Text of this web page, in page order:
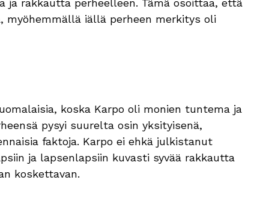
ja rakkautta perheelleen. Tämä osoittaa, että
myöhemmällä iällä perheen merkitys oli
koska Karpo oli monien tuntema ja
pysyi suurelta osin yksityisenä,
faktoja. Karpo ei ehkä julkistanut
ja lapsenlapsiin kuvasti syvää rakkautta
koskettavan.